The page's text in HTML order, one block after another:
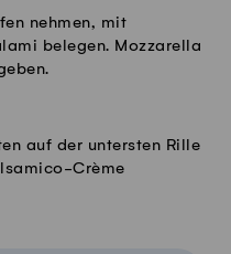
nehmen, mit
belegen. Mozzarella
auf der untersten Rille
Crème